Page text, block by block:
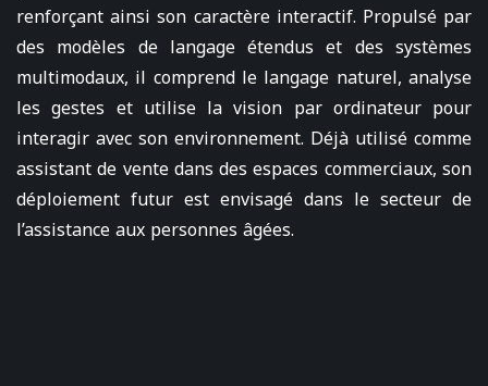
renforçant ainsi son caractère interactif. Propulsé par
des modèles de langage étendus et des systèmes
multimodaux, il comprend le langage naturel, analyse
les gestes et utilise la vision par ordinateur pour
interagir avec son environnement. Déjà utilisé comme
assistant de vente dans des espaces commerciaux, son
déploiement futur est envisagé dans le secteur de
l’assistance aux personnes âgées.